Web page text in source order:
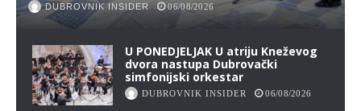
DUBROVNIK INSIDER 06/08/2026
U PONEDJELJAK U atriju Kneževog
dvora nastupa Dubrovački
simfonijski orkestar
DUBROVNIK INSIDER 06/08/2026